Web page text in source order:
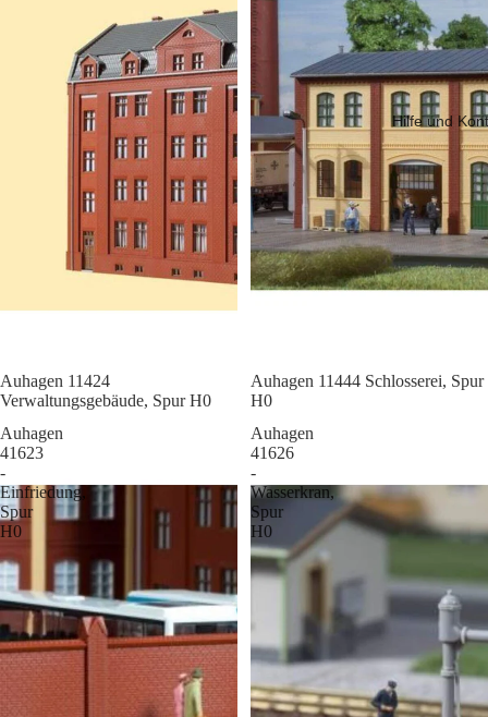
Hilfe und
Sale
Auhagen 11424
Verwaltungsgebäude, Spur H0
Sale
Auhagen 11444 Schlosserei, Spur
H0
Auhagen
41623
-
Einfriedung,
Spur
H0
Auhagen
41626
-
Wasserkran,
Spur
H0